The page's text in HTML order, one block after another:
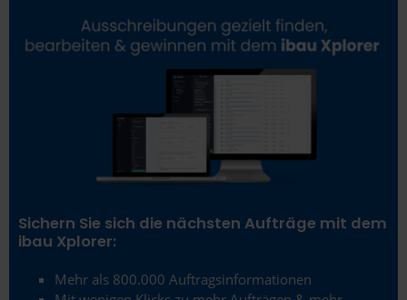
Sichern Sie sich die nächsten Aufträge mit dem
ibau Xplorer:
Mehr als 800.000 Auftragsinformationen